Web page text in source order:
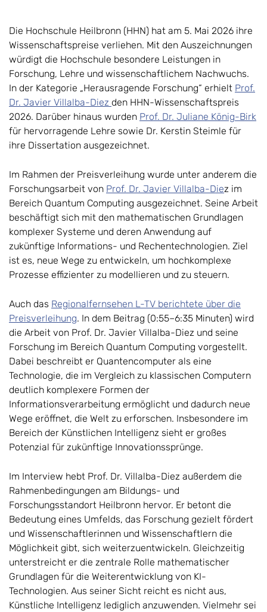
Die Hochschule Heilbronn (HHN) hat am 5. Mai 2026 ihre
Wissenschaftspreise verliehen. Mit den Auszeichnungen
würdigt die Hochschule besondere Leistungen in
Forschung, Lehre und wissenschaftlichem Nachwuchs.
In der Kategorie „Herausragende Forschung“ erhielt Prof.
Dr. Javier Villalba-Diez den HHN-Wissenschaftspreis
2026. Darüber hinaus wurden Prof. Dr. Juliane König-Birk
für hervorragende Lehre sowie Dr. Kerstin Steimle für
ihre Dissertation ausgezeichnet.
Im Rahmen der Preisverleihung wurde unter anderem die
Forschungsarbeit von Prof. Dr. Javier Villalba-Diez im
Bereich Quantum Computing ausgezeichnet. Seine Arbeit
beschäftigt sich mit den mathematischen Grundlagen
komplexer Systeme und deren Anwendung auf
zukünftige Informations- und Rechentechnologien. Ziel
ist es, neue Wege zu entwickeln, um hochkomplexe
Prozesse effizienter zu modellieren und zu steuern.
Auch das Regionalfernsehen L-TV berichtete über die
Preisverleihung. In dem Beitrag (0:55–6:35 Minuten) wird
die Arbeit von Prof. Dr. Javier Villalba-Diez und seine
Forschung im Bereich Quantum Computing vorgestellt.
Dabei beschreibt er Quantencomputer als eine
Technologie, die im Vergleich zu klassischen Computern
deutlich komplexere Formen der
Informationsverarbeitung ermöglicht und dadurch neue
Wege eröffnet, die Welt zu erforschen. Insbesondere im
Bereich der Künstlichen Intelligenz sieht er großes
Potenzial für zukünftige Innovationssprünge.
Im Interview hebt Prof. Dr. Villalba-Diez außerdem die
Rahmenbedingungen am Bildungs- und
Forschungsstandort Heilbronn hervor. Er betont die
Bedeutung eines Umfelds, das Forschung gezielt fördert
und Wissenschaftlerinnen und Wissenschaftlern die
Möglichkeit gibt, sich weiterzuentwickeln. Gleichzeitig
unterstreicht er die zentrale Rolle mathematischer
Grundlagen für die Weiterentwicklung von KI-
Technologien. Aus seiner Sicht reicht es nicht aus,
Künstliche Intelligenz lediglich anzuwenden. Vielmehr sei